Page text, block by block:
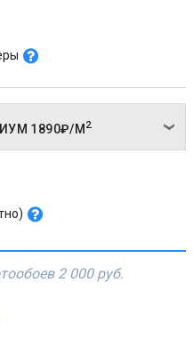
1890₽/М 2
2 000 руб.